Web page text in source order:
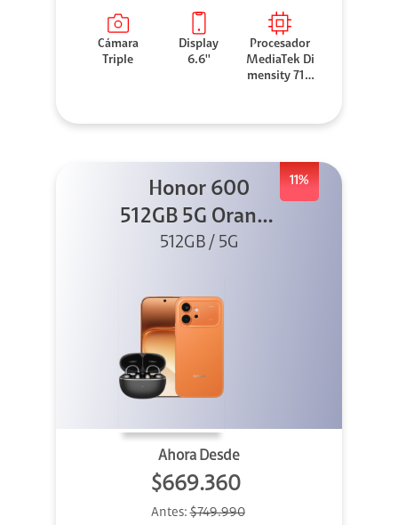
Cámara
Triple
Display
6.6''
Procesador
MediaTek Di
mensity 710
11%
Honor 600
512GB 5G Orange
+ Clip 2
512GB / 5G
Ahora Desde
$669.360
Antes:$749.990